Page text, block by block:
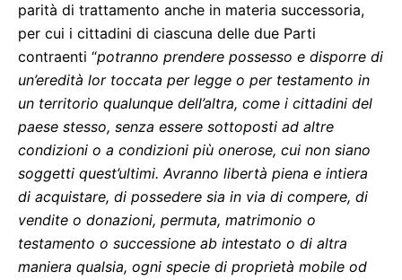
parità di trattamento anche in materia successoria,
per cui i cittadini di ciascuna delle due Parti
contraenti “potranno prendere possesso e disporre di
un’eredità lor toccata per legge o per testamento in
un territorio qualunque dell’altra, come i cittadini del
paese stesso, senza essere sottoposti ad altre
condizioni o a condizioni più onerose, cui non siano
soggetti quest’ultimi. Avranno libertà piena e intiera
di acquistare, di possedere sia in via di compere, di
vendite o donazioni, permuta, matrimonio o
testamento o successione ab intestato o di altra
maniera qualsia, ogni specie di proprietà mobile od